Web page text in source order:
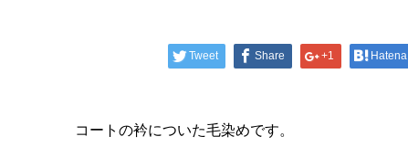
Tweet Share +1 Hatena
コートの衿についた毛染めです。